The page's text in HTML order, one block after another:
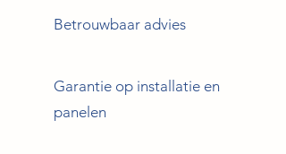
Betrouwbaar advies
Garantie op installatie en
panelen